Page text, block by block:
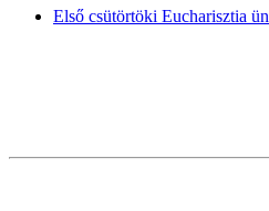
Első csütörtöki Eucharisztia